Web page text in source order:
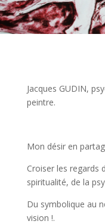
Jacques GUDIN,
peintre.
Mon désir en
Croiser les regards
spiritualité, de la
Du symbolique au
vision !.